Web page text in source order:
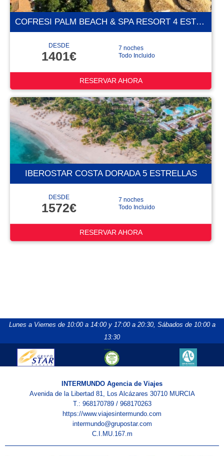
COFRESI PALM BEACH & SPA RESORT 4 ESTRELLAS
DESDE
1401€
7 noches
Todo Incluido
RESERVAR AHORA
IBEROSTAR COSTA DORADA 5 ESTRELLAS
DESDE
1572€
7 noches
Todo Incluido
RESERVAR AHORA
Lunes a Viernes de 10:00 a 14:00 y 17:00 a 20:30, Sábados de 10:00 a
13:30
INTERMUNDO Agencia de Viajes
Avenida de la Libertad 81, Los Alcázares 30710 MURCIA
T.: 968170789 / 968170263
https://www.viajesintermundo.com
intermundo@grupostar.com
C.I.MU.167.m